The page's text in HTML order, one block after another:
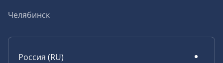
Челябинск
Россия (RU)